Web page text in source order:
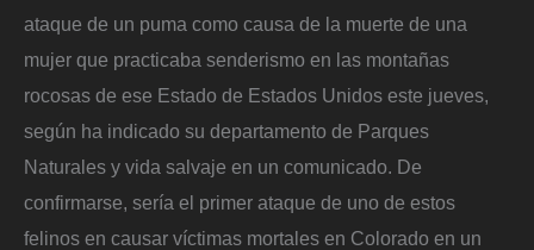
ataque de un puma como causa de la muerte de una
mujer que practicaba senderismo en las montañas
rocosas de ese Estado de Estados Unidos este jueves,
según ha indicado su departamento de Parques
Naturales y vida salvaje en un comunicado. De
confirmarse, sería el primer ataque de uno de estos
felinos en causar víctimas mortales en Colorado en un